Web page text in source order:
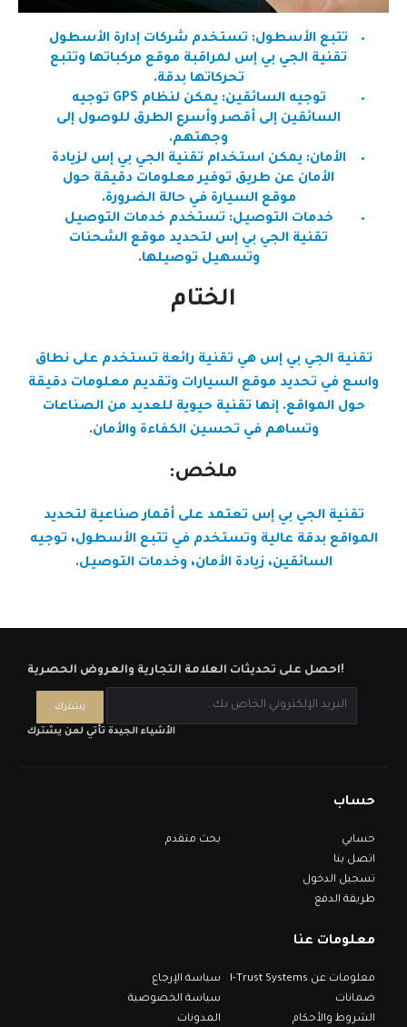
تتبع الأسطول: تستخدم شركات إدارة الأسطول
تقنية الجي بي إس لمراقبة موقع مركباتها وتتبع
تحركاتها بدقة.
توجيه السائقين: يمكن لنظام GPS توجيه
السائقين إلى أقصر وأسرع الطرق للوصول إلى
وجهتهم.
الأمان: يمكن استخدام تقنية الجي بي إس لزيادة
الأمان عن طريق توفير معلومات دقيقة حول
موقع السيارة في حالة الضرورة.
خدمات التوصيل: تستخدم خدمات التوصيل
تقنية الجي بي إس لتحديد موقع الشحنات
وتسهيل توصيلها.
الختام
تقنية الجي بي إس هي تقنية رائعة تستخدم على نطاق
واسع في تحديد موقع السيارات وتقديم معلومات دقيقة
حول المواقع. إنها تقنية حيوية للعديد من الصناعات
وتساهم في تحسين الكفاءة والأمان.
ملخص:
تقنية الجي بي إس تعتمد على أقمار صناعية لتحديد
المواقع بدقة عالية وتستخدم في تتبع الأسطول، توجيه
السائقين، زيادة الأمان، وخدمات التوصيل.
احصل على تحديثات العلامة التجارية والعروض الحصرية!
الأشياء الجيدة تأتي لمن يشترك
حساب
حسابي
اتصل بنا
تسجيل الدخول
طريقة الدفع
بحث متقدم
معلومات عنا
معلومات عن I-Trust Systems
ضمانات
الشروط والأحكام
سياسة الإرجاع
سياسة الخصوصية
المدونات